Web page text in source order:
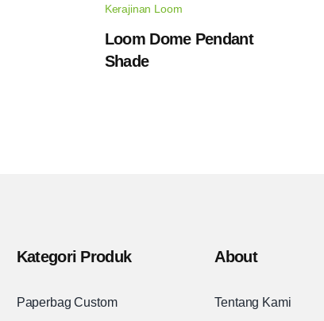
Kerajinan Loom
Loom Dome Pendant
Shade
Kategori Produk
Paperbag Custom
About
Tentang Kami